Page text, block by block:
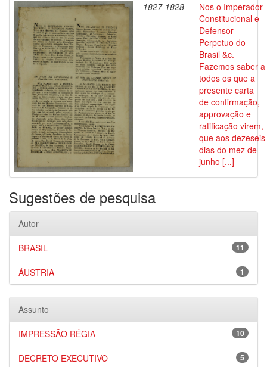
1827-1828
Nos o Imperador
Constitucional e
Defensor
Perpetuo do
Brasil &c.
Fazemos saber a
todos os que a
presente carta
de confirmação,
approvação e
ratificação virem,
que aos dezeseis
dias do mez de
junho [...]
Sugestões de pesquisa
Autor
11
BRASIL
1
ÁUSTRIA
Assunto
10
IMPRESSÃO RÉGIA
5
DECRETO EXECUTIVO